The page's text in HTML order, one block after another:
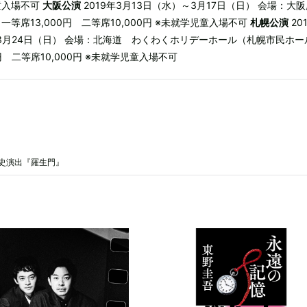
場不可 大阪公演 2019年3月13日（水）～3月17日（日） 会場：大
一等席13,000円 二等席10,000円 ※未就学児童入場不可 札幌公演
24日（日） 会場：北海道 わくわくホリデーホール（札幌市民ホー
二等席10,000円 ※未就学児童入場不可
出『羅生門』